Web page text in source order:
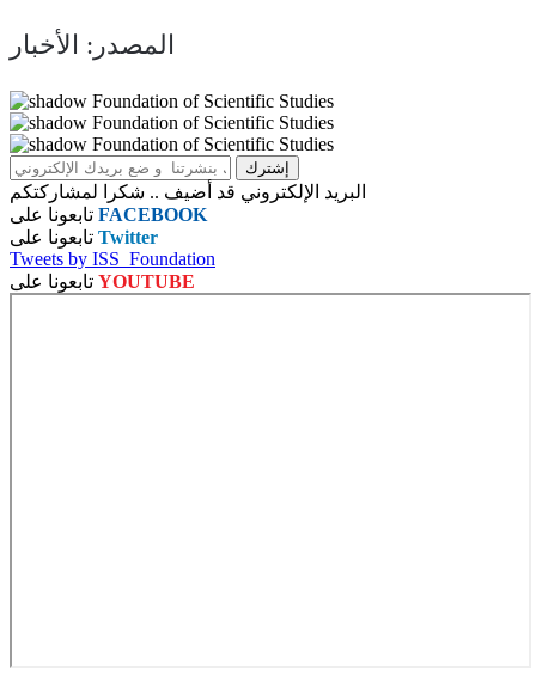
المصدر: الأخبار
البريد الإلكتروني قد أضيف .. شكرا لمشاركتكم
FACEBOOK
Twitter
Tweets by ISS_Foundation
YOUTUBE